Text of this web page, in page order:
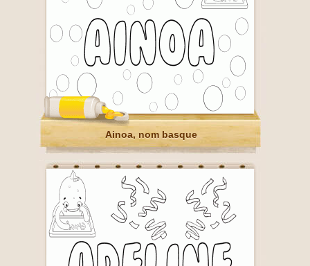
Ainoa, nom basque